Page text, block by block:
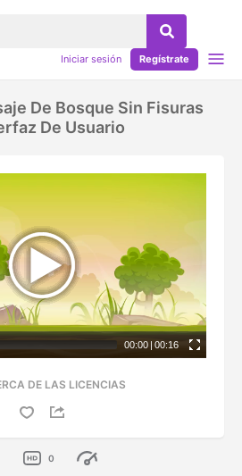
Iniciar sesión Regístrate
De Bosque Sin Fisuras
De Usuario
00:00 | 00:16
DE LAS LICENCIAS
0